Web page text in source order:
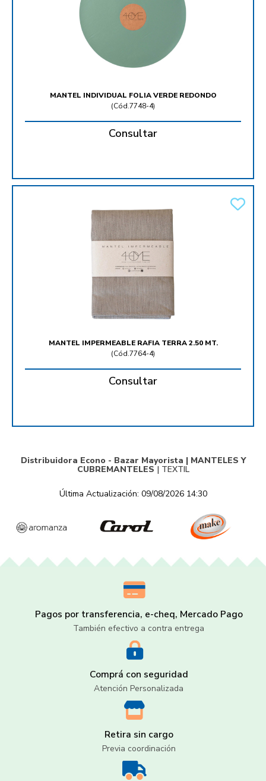
MANTEL INDIVIDUAL FOLIA VERDE REDONDO
(Cód.7748-4)
Consultar
MANTEL IMPERMEABLE RAFIA TERRA 2.50 MT.
(Cód.7764-4)
Consultar
Distribuidora Econo - Bazar Mayorista | MANTELES Y
CUBREMANTELES | TEXTIL
Última Actualización: 09/08/2026 14:30
Pagos por transferencia, e-cheq, Mercado Pago
También efectivo a contra entrega
Comprá con seguridad
Atención Personalizada
Retira sin cargo
Previa coordinación